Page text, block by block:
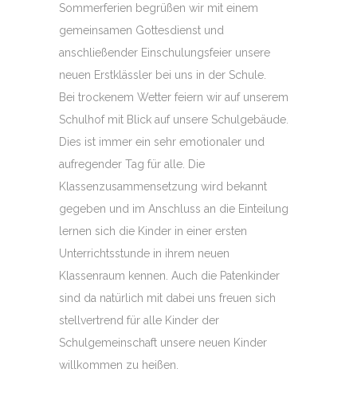
Sommerferien begrüßen wir mit einem
gemeinsamen Gottesdienst und
anschließender Einschulungsfeier unsere
neuen Erstklässler bei uns in der Schule.
Bei trockenem Wetter feiern wir auf unserem
Schulhof mit Blick auf unsere Schulgebäude.
Dies ist immer ein sehr emotionaler und
aufregender Tag für alle. Die
Klassenzusammensetzung wird bekannt
gegeben und im Anschluss an die Einteilung
lernen sich die Kinder in einer ersten
Unterrichtsstunde in ihrem neuen
Klassenraum kennen. Auch die Patenkinder
sind da natürlich mit dabei uns freuen sich
stellvertrend für alle Kinder der
Schulgemeinschaft unsere neuen Kinder
willkommen zu heißen.